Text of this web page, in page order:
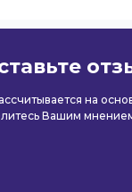
на
Вашим